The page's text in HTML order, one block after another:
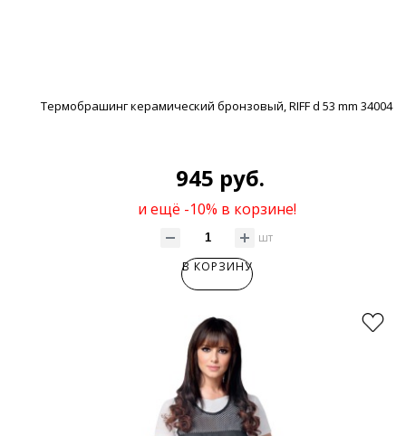
Термобрашинг керамический бронзовый, RIFF d 53 mm 34004
945 руб.
и ещё -10% в корзине!
шт
В КОРЗИНУ